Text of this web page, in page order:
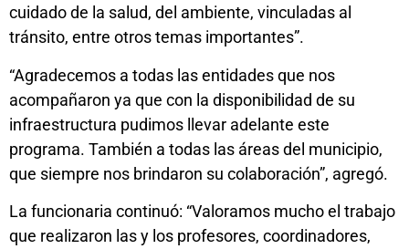
cuidado de la salud, del ambiente, vinculadas al
tránsito, entre otros temas importantes”.
“Agradecemos a todas las entidades que nos
acompañaron ya que con la disponibilidad de su
infraestructura pudimos llevar adelante este
programa. También a todas las áreas del municipio,
que siempre nos brindaron su colaboración”, agregó.
La funcionaria continuó: “Valoramos mucho el trabajo
que realizaron las y los profesores, coordinadores,